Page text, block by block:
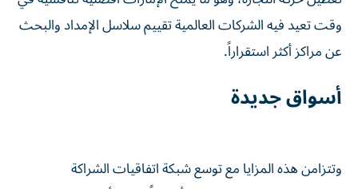
وقت تعيد فيه الشركات العالمية تقييم سلاسل الإمداد والبحث
عن مراكز أكثر استقراراً.
أسواق جديدة
وتتزامن هذه المزايا مع توسع شبكة اتفاقيات الشراكة